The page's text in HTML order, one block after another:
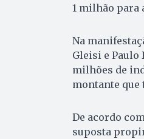
1 milhão para
Na
Gleisi e Paulo
milhões de
montante que
De acordo
suposta